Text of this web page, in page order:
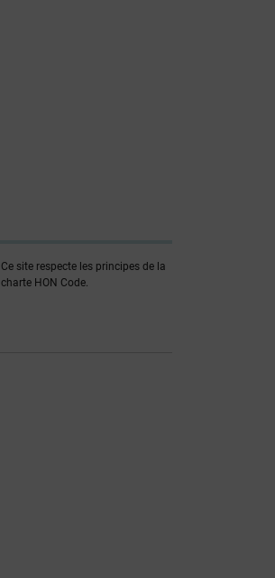
Ce site respecte les principes de la
charte HON Code.